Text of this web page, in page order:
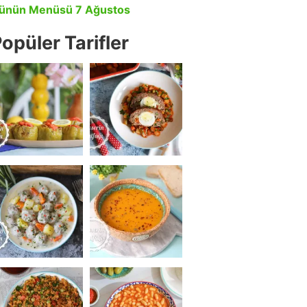
Menüsü 7 Ağustos
Tarifler